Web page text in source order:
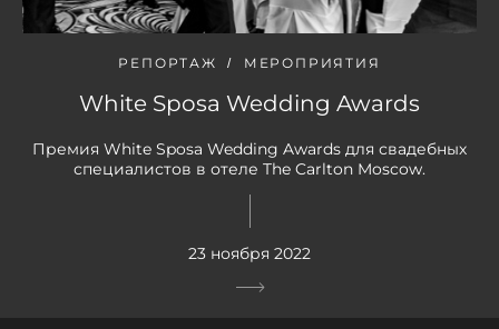
РЕПОРТАЖ МЕРОПРИЯТИЯ
White Sposa Wedding Awards
Премия White Sposa Wedding Awards для свадебных
специалистов в отеле The Carlton Moscow.
23 ноября 2022